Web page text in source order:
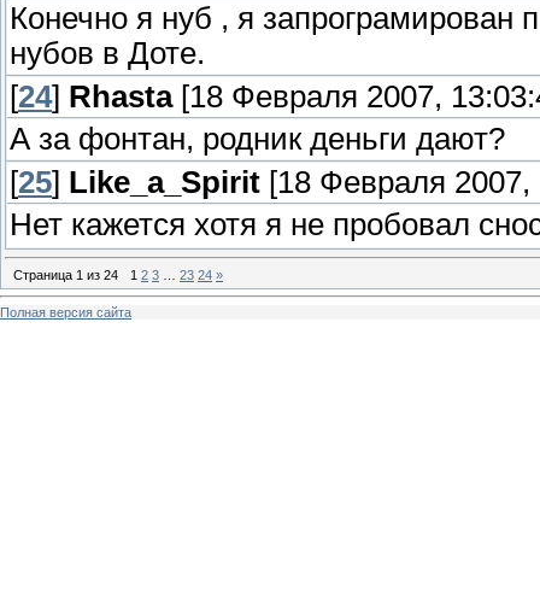
Конечно я нуб , я
нубов в Доте.
[24] Rhasta[18 Февраля 2007,
А за фонтан, родник деньги дают?
[25] Like_a_Spirit [18 Февраля 2007,
Нет кажется хотя я не пробовал
Страница 1 из 24 1 2 3 23 24 »
Полная версия сайта